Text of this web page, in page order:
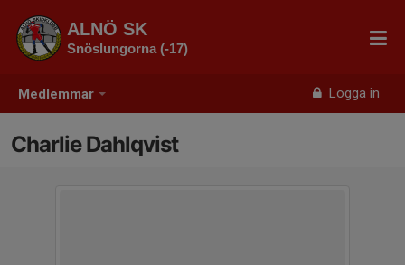
Medlemmar Logga in
ALNÖ SK
Snöslungorna (-17)
Charlie Dahlqvist